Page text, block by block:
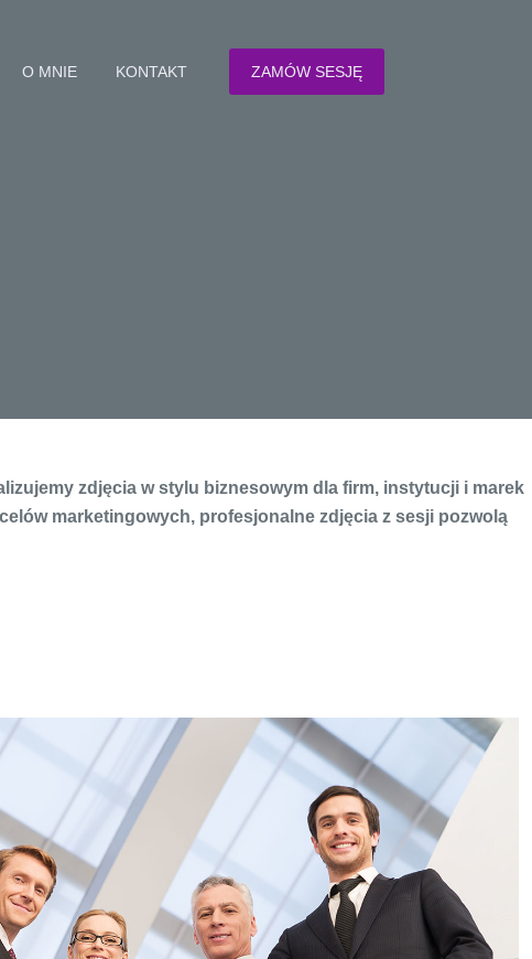
O MNIE KONTAKT ZAMÓW SESJĘ
zdjęcia w stylu biznesowym dla firm, instytucji i marek
marketingowych, profesjonalne zdjęcia z sesji pozwolą